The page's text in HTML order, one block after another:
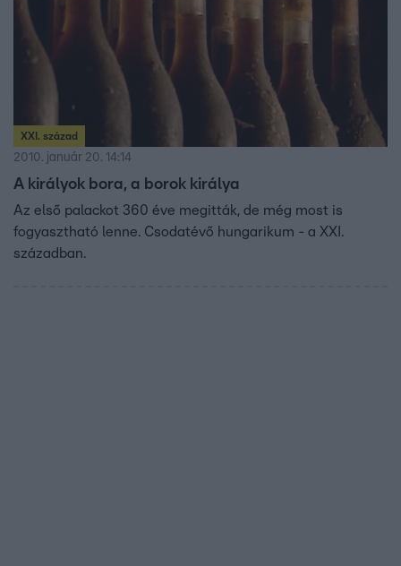
XXI. század
2010. január 20. 14:14
A királyok bora, a borok királya
Az első palackot 360 éve megitták, de még most is
fogyasztható lenne. Csodatévő hungarikum - a XXI.
században.